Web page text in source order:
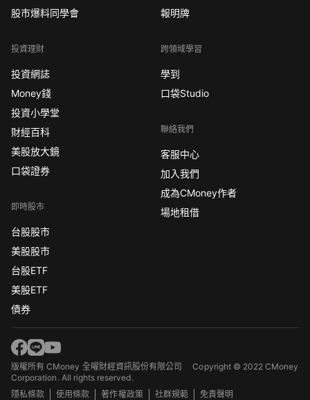
股市爆料同學會
投資理財
投資網誌
Money錢
投資小學堂
財經百科
美股放大鏡
口袋證券
即時股市
台股股市
美股股市
台股ETF
美股ETF
債券
報明牌
跨領域學習
學到
口袋Studio
聯絡我們
客服中心
加入我們
成為CMoney作者
場地租借
版權所有 CMoney 全曜財經資訊股份有限公司Copyright © 2022 CMoney
Corporation. All rights reserved.
隱私條款
使用條款 著作權政策 社群規範 免責聲明